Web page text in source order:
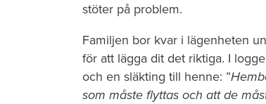
stöter på problem.
Familjen bor kvar i lägenheten
för att lägga dit det riktiga. I
och en släkting till henne: ”
som måste flyttas och att de